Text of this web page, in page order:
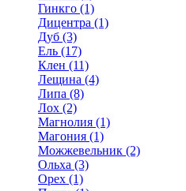
Гинкго (1)
Дицентра (1)
Дуб (3)
Ель (17)
Клен (11)
Лещина (4)
Липа (8)
Лох (2)
Магнолия (1)
Магония (1)
Можжевельник (2)
Ольха (3)
Орех (1)